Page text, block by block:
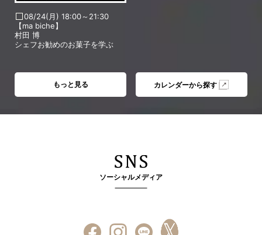
08/24(月) 18:00～21:30
【ma biche】
村田 博
シェフお勧めのお菓子を学ぶ
もっと見る カレンダーから探す
ソーシャルメディア